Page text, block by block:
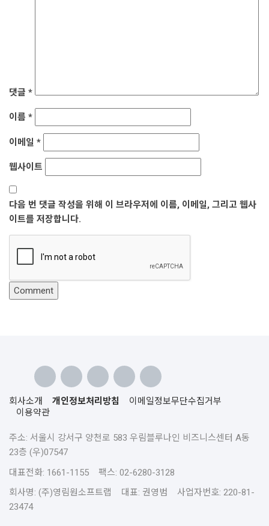
댓글 *
이름 *
이메일 *
웹사이트
다음 번 댓글 작성을 위해 이 브라우저에 이름, 이메일, 그리고 웹사
이트를 저장합니다.
회사소개 개인정보처리방침
이메일정보무단수집거부
이용약관
주소: 서울시 강서구 양천로 583 우림블루나인 비즈니스센터 A동
23층 (우)07547
대표전화: 1661-1155 팩스: 02-6280-3128
회사명: (주)영림원소프트랩 대표: 권영범 사업자번호: 220-81-
23474